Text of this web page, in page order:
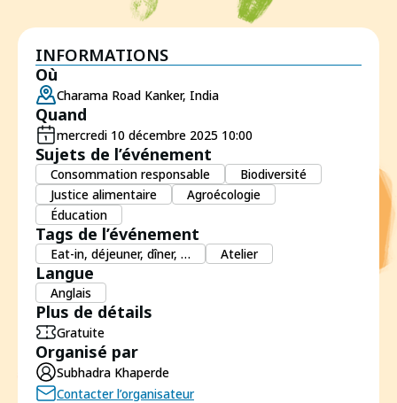
INFORMATIONS
Où
Charama Road Kanker, India
Quand
mercredi 10 décembre 2025 10:00
Sujets de l’événement
Consommation responsable
Biodiversité
Justice alimentaire
Agroécologie
Éducation
Tags de l’événement
Eat-in, déjeuner, dîner, … Atelier
Langue
Anglais
Plus de détails
Gratuite
Organisé par
Subhadra Khaperde
Contacter l’organisateur